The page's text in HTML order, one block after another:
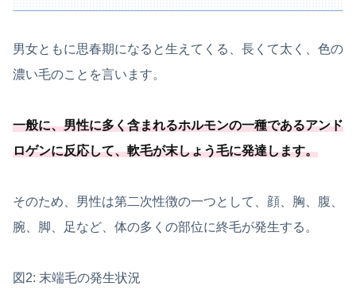
男女ともに思春期になると生えてくる、長くて太く、色の
濃い毛のことを言います。
一般に、男性に多く含まれるホルモンの一種であるアンド
ロゲンに反応して、軟毛が末しょう毛に発達します。
そのため、男性は第二次性徴の一つとして、顔、胸、腹、
腕、脚、足など、体の多くの部位に終毛が発生する。
図2: 末端毛の発生状況